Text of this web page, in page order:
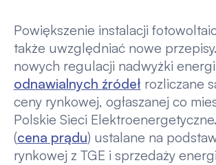
Powiększenie instalacji
także uwzględniać nowe
nowych regulacji nadwyżki
odnawialnych źródeł rozliczane
ceny rynkowej, ogłaszanej co
Polskie Sieci
(cena prądu) ustalane na
rynkowej z TGE i sprzedaży